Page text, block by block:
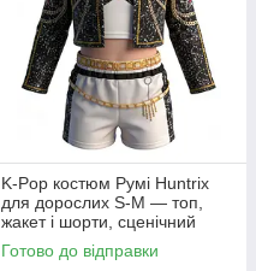
K-Pop костюм Румі Huntrix
для дорослих S-M — топ,
жакет і шорти, сценічний
cosplay костюм Demon
Hunters
Готово до відправки